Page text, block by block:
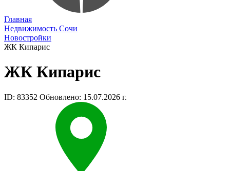
Главная
Недвижимость Сочи
Новостройки
ЖК Кипарис
ЖК Кипарис
ID: 83352 Обновлено: 15.07.2026 г.